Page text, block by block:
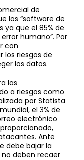
de
los “software de
ya que el 85% de
humano”. Por
con
los riesgos de
los datos.
las
a riesgos como
por Statista
el 3% de
electrónico
Ante
debe bajar la
no deben recaer